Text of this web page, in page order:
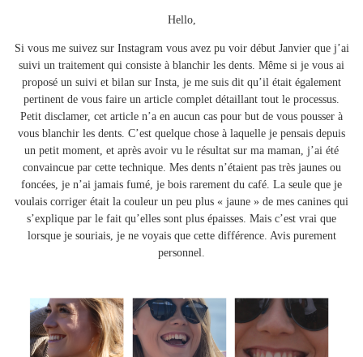
Hello,
Si vous me suivez sur Instagram vous avez pu voir début Janvier que j’ai
suivi un traitement qui consiste à blanchir les dents. Même si je vous ai
proposé un suivi et bilan sur Insta, je me suis dit qu’il était également
pertinent de vous faire un article complet détaillant tout le processus.
Petit disclamer, cet article n’a en aucun cas pour but de vous pousser à
vous blanchir les dents. C’est quelque chose à laquelle je pensais depuis
un petit moment, et après avoir vu le résultat sur ma maman, j’ai été
convaincue par cette technique. Mes dents n’étaient pas très jaunes ou
foncées, je n’ai jamais fumé, je bois rarement du café. La seule que je
voulais corriger était la couleur un peu plus « jaune » de mes canines qui
s’explique par le fait qu’elles sont plus épaisses. Mais c’est vrai que
lorsque je souriais, je ne voyais que cette différence. Avis purement
personnel.